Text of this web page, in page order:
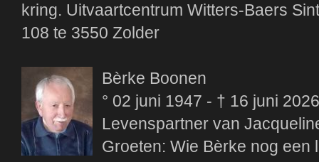
kring. Uitvaartcentrum Witters-Baers
108 te 3550 Zolder
Bèrke Boonen
° 02 juni 1947 - † 16 juni 2026
Levenspartner van
Groeten: Wie Bèrke nog een